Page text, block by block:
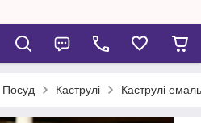
Посуд Каструлі Каструлі